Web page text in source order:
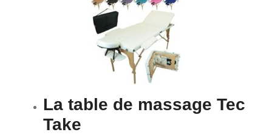
La table de massage Tec
Take